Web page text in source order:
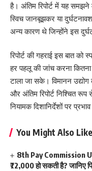
है। अंतिम रिपोर्ट में यह समझने
स्विच जानबूझकर या
अन्य कारण थे जिन्होंने इस
रिपोर्ट की गहराई इस बात
हर पहलू की जांच करना कितना
टाला जा सके। विमानन उद्योग
और अंतिम रिपोर्ट निश्चित रूप
नियामक दिशानिर्देशों पर
You Might Also Like
8th Pay Commission
₹72,000 हो सकती है? जानिए